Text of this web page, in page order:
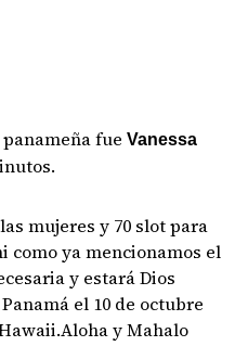
panameña fueVanessa
mujeres y 70 slot para
como ya mencionamos el
y estará Dios
el 10 de octubre
y Mahalo